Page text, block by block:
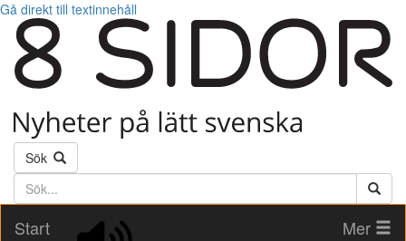
Gå direkt till textinnehåll
Sök
Söktext
Start
Mer